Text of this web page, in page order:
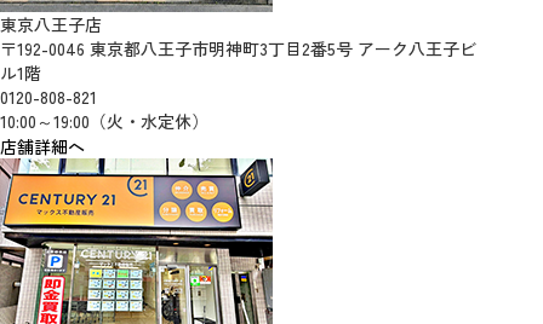
東京八王子店
〒192-0046 東京都八王子市明神町3丁目2番5号 アーク八王子ビ
ル1階
0120-808-821
10:00～19:00（火・水定休）
店舗詳細へ